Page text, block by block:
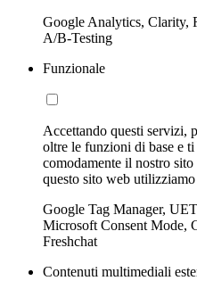
Google Analytics, Clarity,
A/B-Testing
Funzionale
Accettando questi servizi,
oltre le funzioni di base e
comodamente il nostro
questo sito web
Google Tag Manager,
Microsoft Consent Mode,
Freshchat
Contenuti multimediali